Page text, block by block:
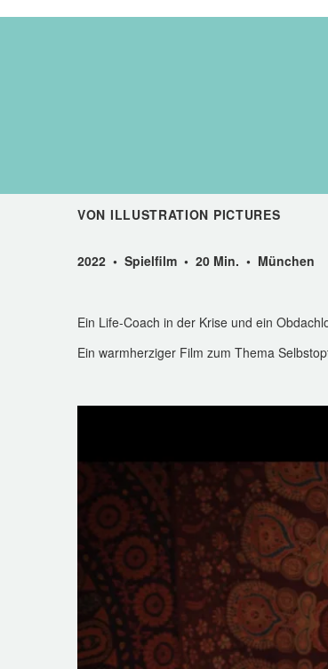
VON ILLUSTRATION PICTURES
2022 • Spielfilm • 20 Min. • München
Ein Life-Coach in der Krise und ein
Ein warmherziger Film zum Thema